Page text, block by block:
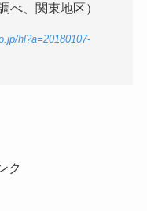
べ、関東地区）
hl?a=20180107-
ク